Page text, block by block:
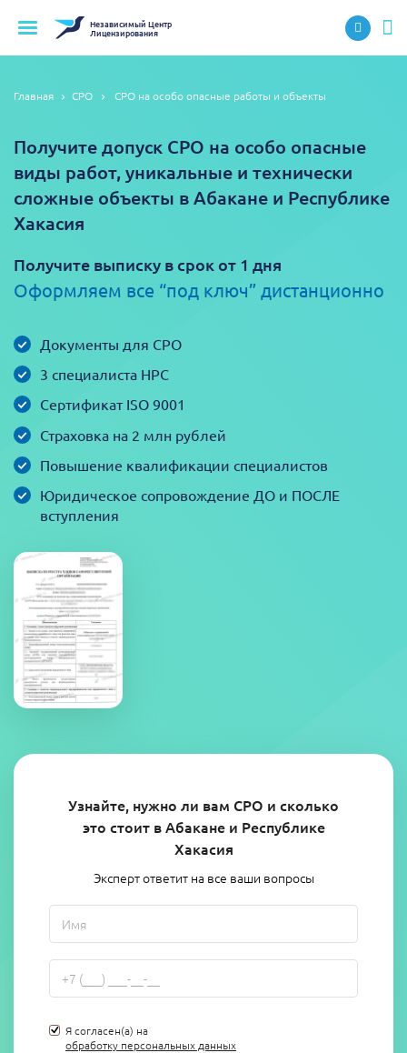
НезависимыйЦентр
Лицензирования
Главная СРО СРО на особо опасные работы и объекты
Узнайте, нужно ли вам СРО и сколько
это стоит в Абакане и Республике
Хакасия
Эксперт ответит на все ваши вопросы
Я согласен(а) на
обработку персональных данных
Получите допуск СРО на особо опасные
виды работ, уникальные и технически
сложные объекты в Абакане и Республике
Хакасия
Получите выписку в срок от 1 дня
Оформляем все “под ключ” дистанционно
Документы для СРО
3 специалиста НРС
Сертификат ISO 9001
Страховка на 2 млн рублей
Повышение квалификации специалистов
Юридическое сопровождение ДО и ПОСЛЕ
вступления